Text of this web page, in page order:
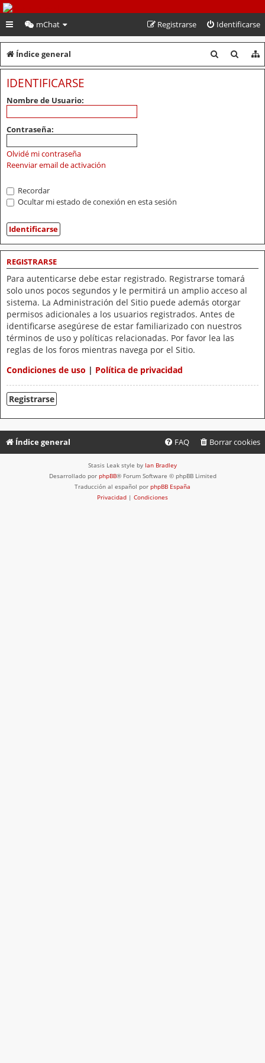
PeruVoley.com
mChat Identificarse
Registrarse
Índice general
u
u
IDENTIFICARSE
Nombre de Usuario:
Contraseña:
Olvidé mi contraseña
Reenviar email de activación
Recordar
Ocultar mi estado de conexión en esta sesión
REGISTRARSE
Para autenticarse debe estar registrado. Registrarse tomará
solo unos pocos segundos y le permitirá un amplio acceso al
sistema. La Administración del Sitio puede además otorgar
permisos adicionales a los usuarios registrados. Antes de
identificarse asegúrese de estar familiarizado con nuestros
términos de uso y políticas relacionadas. Por favor lea las
reglas de los foros mientras navega por el Sitio.
Condiciones de uso | Política de privacidad
Registrarse
Índice general Borrar cookies
FAQ
Stasis Leak style by Ian Bradley
Desarrollado por phpBB® Forum Software © phpBB Limited
Traducción al español por phpBB España
Privacidad | Condiciones